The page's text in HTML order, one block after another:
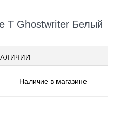
T Ghostwriter Белый
Наличиев магазине